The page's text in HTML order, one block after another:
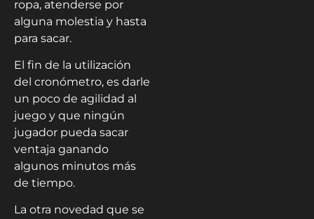
ropa, atenderse por
alguna molestia y hasta
para sacar.
El fin de la utilización
del cronómetro, es darle
un poco de agilidad al
juego y que ningún
jugador pueda sacar
ventaja ganando
algunos minutos más
de tiempo.
La otra novedad que se